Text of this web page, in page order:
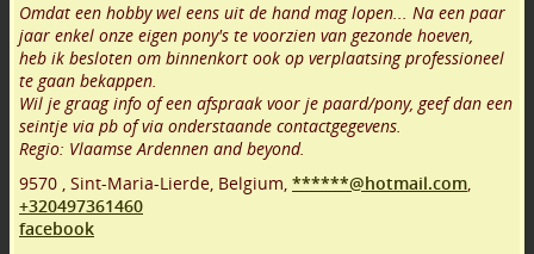
Omdat een hobby wel eens uit de hand mag lopen... Na een paar
jaar enkel onze eigen pony's te voorzien van gezonde hoeven,
heb ik besloten om binnenkort ook op verplaatsing professioneel
te gaan bekappen.
Wil je graag info of een afspraak voor je paard/pony, geef dan een
seintje via pb of via onderstaande contactgegevens.
Regio: Vlaamse Ardennen and beyond.
9570 , Sint-Maria-Lierde, Belgium, ******@hotmail.com,
+320497361460
facebook